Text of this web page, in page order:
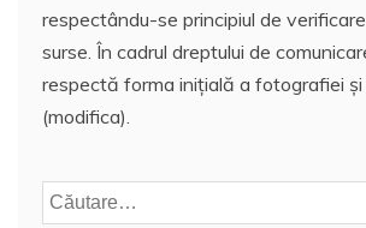
respectându-se principiul de
surse. În cadrul dreptului de
respectă forma inițială a fotografiei
(modifica).
Caută